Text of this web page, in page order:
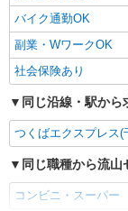
キー
パート
マミープラス 西平
フ
バイク通勤OK
副業・WワークOK
社会保険あり
同じ沿線・駅から
つくばエクスプレス(
同じ職種から流
コンビニ・スーパー